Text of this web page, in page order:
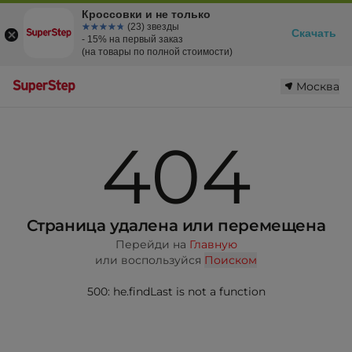
Москва
404
Страница удалена или перемещена
Перейди на Главную
или воспользуйся Поиском
500: he.findLast is not a function
Кроссовки и не только
☆☆☆☆☆
★★★★★ (23) звезды
- 15% на первый заказ
(на товары по полной стоимости)
Скачать